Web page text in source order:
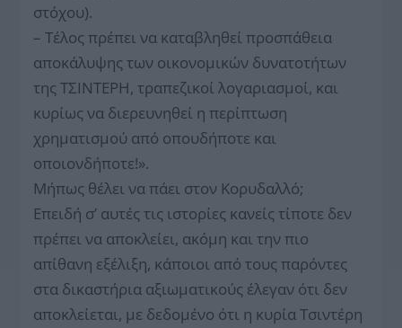
στόχου).
– Τέλος πρέπει να καταβληθεί προσπάθεια
αποκάλυψης των οικονομικών δυνατοτήτων
της ΤΣΙΝΤΕΡΗ, τραπεζικοί λογαριασμοί, και
κυρίως να διερευνηθεί η περίπτωση
χρηματισμού από οπουδήποτε και
οποιονδήποτε!».
Μήπως θέλει να πάει στον Κορυδαλλό;
Επειδή σ’ αυτές τις ιστορίες κανείς τίποτε δεν
πρέπει να αποκλείει, ακόμη και την πιο
απίθανη εξέλιξη, κάποιοι από τους παρόντες
στα δικαστήρια αξιωματικούς έλεγαν ότι δεν
αποκλείεται, με δεδομένο ότι η κυρία Τσιντέρη